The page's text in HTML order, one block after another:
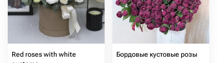
Red roses with white
Бордовые кустовые розы